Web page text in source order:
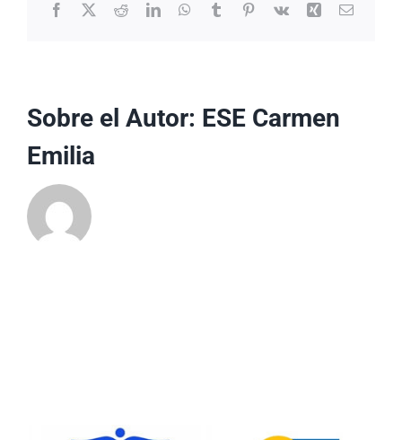
Facebook
X RedditLinkedInWhatsApp
TumblrPinterest
Vk Xing Correo
Sobre el Autor: ESE Carmen
Emilia